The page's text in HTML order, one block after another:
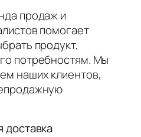
продаж и
помогает
продукт,
потребностям. Мы
наших клиентов,
доставка